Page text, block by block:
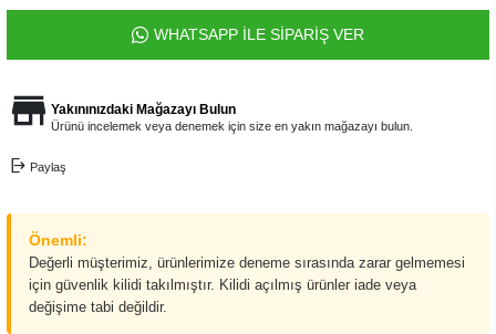
WHATSAPP İLE SİPARİŞ VER
Yakınınızdaki Mağazayı Bulun
Ürünü incelemek veya denemek için size en yakın mağazayı bulun.
Paylaş
Önemli:
Değerli müşterimiz, ürünlerimize deneme sırasında zarar gelmemesi
için güvenlik kilidi takılmıştır. Kilidi açılmış ürünler iade veya
değişime tabi değildir.